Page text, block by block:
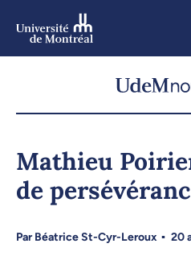
Mathieu
de
ParBéatrice St-Cyr-Leroux 20